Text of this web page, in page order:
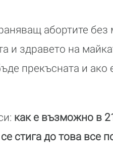
абортите
и здравето на
прекъсната и ако
как е възможно в
стига до това все